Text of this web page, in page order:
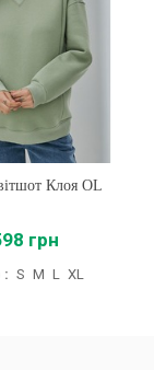
Клоя OL
грн
: S M L XL